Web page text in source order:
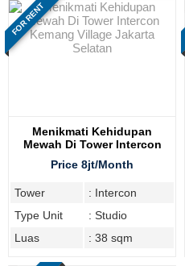
FOR RENT
Menikmati Kehidupan
Mewah Di Tower Intercon
Selatan
Price 8jt/Month
Tower
: Intercon
Type Unit
: Studio
Luas
: 38 sqm